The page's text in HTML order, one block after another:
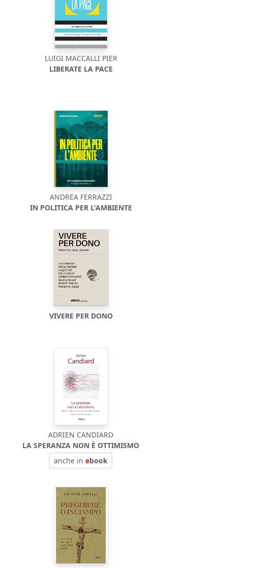
LUIGI MACCALLI PIER
LIBERATE LA PACE
ANDREA FERRAZZI
IN POLITICA PER L'AMBIENTE
VIVERE PER DONO
ADRIEN CANDIARD
LA SPERANZA NON È OTTIMISMO
anche inebook